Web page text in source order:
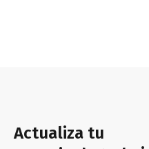
Actualiza tu